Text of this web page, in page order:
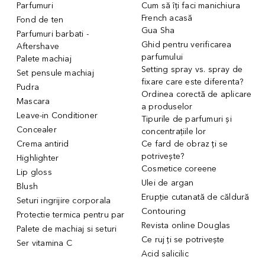
Parfumuri
Fond de ten
Parfumuri barbati -
Aftershave
Palete machiaj
Set pensule machiaj
Pudra
Mascara
Leave-in Conditioner
Concealer
Crema antirid
Highlighter
Lip gloss
Blush
Seturi ingrijire corporala
Protectie termica pentru par
Palete de machiaj si seturi
Ser vitamina C
Cum să îți faci manichiura
French acasă
Gua Sha
Ghid pentru verificarea
parfumului
Setting spray vs. spray de
fixare care este diferenta?
Ordinea corectă de aplicare
a produselor
Tipurile de parfumuri și
concentrațiile lor
Ce fard de obraz ți se
potrivește?
Cosmetice coreene
Ulei de argan
Erupție cutanată de căldură
Contouring
Revista online Douglas
Ce ruj ți se potrivește
Acid salicilic